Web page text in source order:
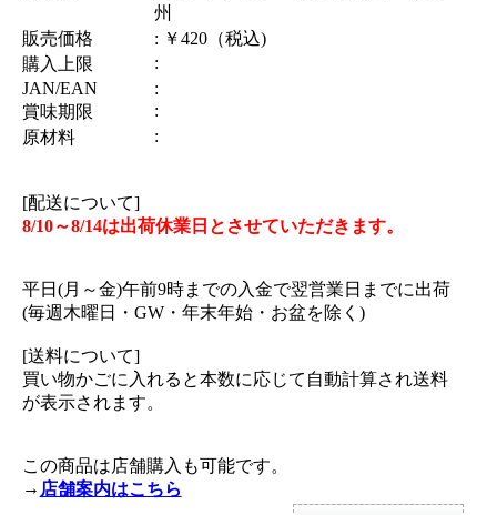
州
販売価格
: ￥420（税込)
購入上限
:
JAN/EAN
:
賞味期限
:
原材料
:
[配送について]
8/10～8/14は出荷休業日とさせていただきます。
平日(月～金)午前9時までの入金で翌営業日までに出荷
(毎週木曜日・GW・年末年始・お盆を除く)
[送料について]
買い物かごに入れると本数に応じて自動計算され送料
が表示されます。
この商品は店舗購入も可能です。
→ 店舗案内はこちら